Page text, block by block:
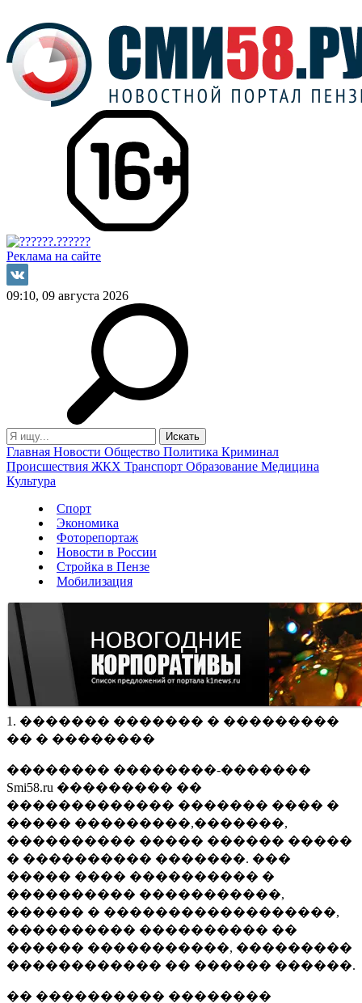
Реклама на сайте
09:10, 09 августа 2026
Главная Новости Общество Политика Криминал
Происшествия ЖКХ Транспорт Образование Медицина
Культура
Спорт
Экономика
Фоторепортаж
Новости в России
Стройка в Пензе
Мобилизация
1. ������� ������� � ���������
�� � ��������
�������� ��������-�������
Smi58.ru ��������� ��
������������� ������� ���� �
����� ���������,�������,
���������� ����� ������ �����
� ���������� �������. ���
����� ���� ���������� �
���������� �����������,
������ � ������������������,
���������� ���������� ��
������ �����������, ���������
������������ �� ������ ������.
�� ���������� ��������